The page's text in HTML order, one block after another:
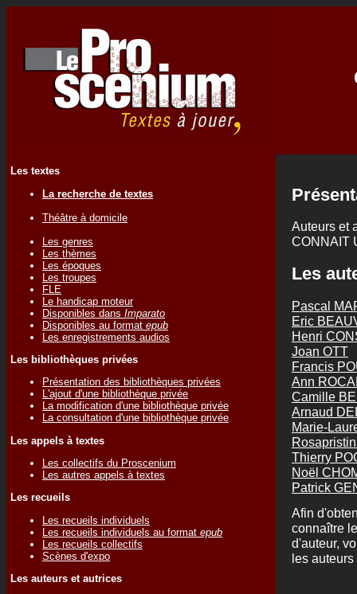
Les textes
La recherche de textes
Théâtre à domicile
Les genres
Les thèmes
Les époques
Les troupes
FLE
Le handicap moteur
Disponibles dans Imparato
Disponibles au format epub
Les enregistrements audios
Les bibliothèques privées
Présentation des bibliothèques privées
L'ajout d'une bibliothèque privée
La modification d'une bibliothèque privée
La consultation d'une bibliothèque privée
Les appels à textes
Les collectifs du Proscenium
Les autres appels à textes
Les recueils
Les recueils individuels
Les recueils individuels au format epub
Les recueils collectifs
Scènes d'expo
Les auteurs et autrices
Auteurs et
CONNAIT
Les
Pascal
Eric
Henri
Joan OTT
Francis
Ann
Camille
Arnaud
Marie-
Thierry
Noël
Patrick
Afin
connaître
d'auteur,
les